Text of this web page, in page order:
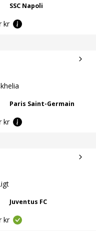
SSC Napoli
kr
Paris Saint-Germain
kr
Juventus FC
kr